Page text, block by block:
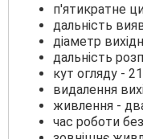
п'ятикратне
дальність
діаметр
дальність
кут огляду -
видалення
живлення -
час роботи